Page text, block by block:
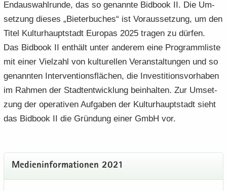
End­aus­wahl­run­de, das so ge­nann­te Bid­book II. Die Um­
set­zung die­ses „Bie­ter­bu­ches“ ist Vor­aus­set­zung, um den
Titel Kul­tur­haupt­stadt Eu­ro­pas 2025 tra­gen zu dür­fen.
Das Bid­book II ent­hält unter an­de­rem eine Pro­gramm­lis­te
mit einer Viel­zahl von kul­tu­rel­len Ver­an­stal­tun­gen und so
ge­nann­ten In­ter­ven­ti­ons­flä­chen, die In­ves­ti­ti­ons­vor­ha­ben
im Rah­men der Stadt­ent­wick­lung be­inhal­ten. Zur Um­set­
zung der ope­ra­ti­ven Auf­ga­ben der Kul­tur­haupt­stadt sieht
das Bid­book II die Grün­dung einer GmbH vor.
Me­di­en­in­for­ma­tio­nen 2021